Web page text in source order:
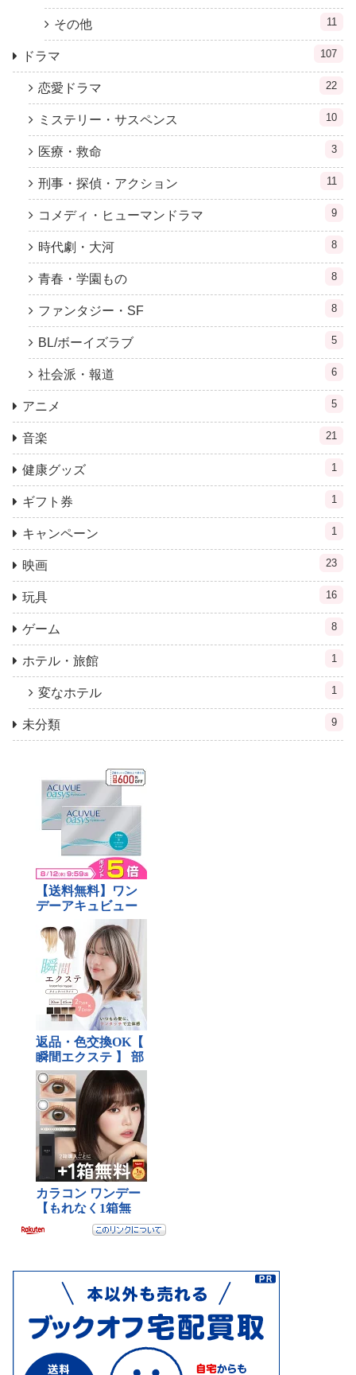
その他 11
ドラマ 107
恋愛ドラマ 22
ミステリー・サスペンス 10
医療・救命 3
刑事・探偵・アクション 11
コメディ・ヒューマンドラマ 9
時代劇・大河 8
青春・学園もの 8
ファンタジー・SF 8
BL/ボーイズラブ 5
社会派・報道 6
アニメ 5
音楽 21
健康グッズ 1
ギフト券 1
キャンペーン 1
映画 23
玩具 16
ゲーム 8
ホテル・旅館 1
変なホテル 1
未分類 9